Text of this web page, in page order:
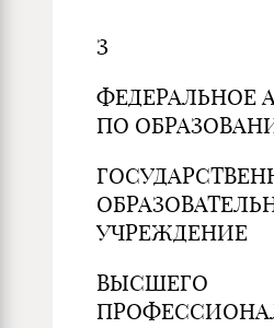
З
ФЕДЕРАЛЬНОЕ
ПО
УЧРЕЖДЕНИЕ
ВЫСШЕГО